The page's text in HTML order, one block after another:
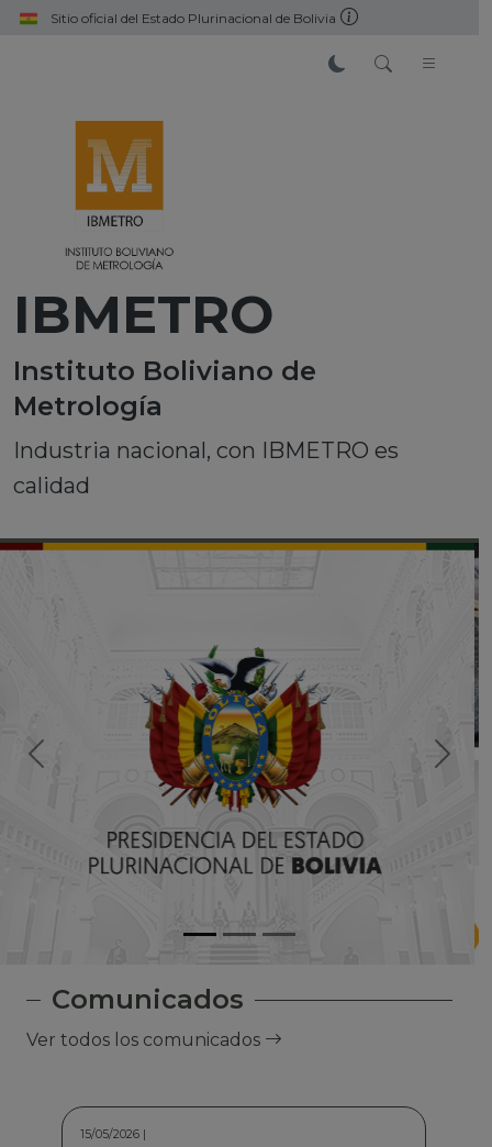
Pasar al contenido principal
Sitio oficial del Estado Plurinacional de Bolivia
IBMETRO
Instituto Boliviano de
Metrología
Industria nacional, con IBMETRO es
calidad
Saber Más
Comunicados
Ver todos los comunicados
15/05/2026 |